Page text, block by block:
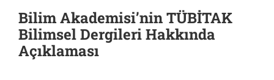
Bilim Akademisi’nin TÜBİTAK
Bilimsel Dergileri Hakkında
Açıklaması